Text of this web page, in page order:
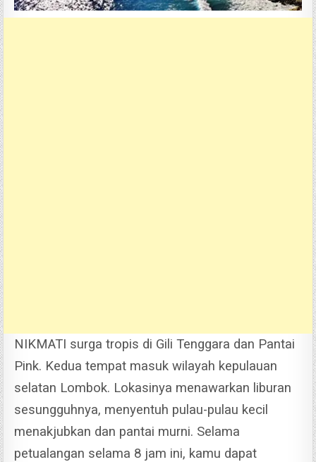
NIKMATI surga tropis di Gili Tenggara dan Pantai
Pink. Kedua tempat masuk wilayah kepulauan
selatan Lombok. Lokasinya menawarkan liburan
sesungguhnya, menyentuh pulau-pulau kecil
menakjubkan dan pantai murni. Selama
petualangan selama 8 jam ini, kamu dapat